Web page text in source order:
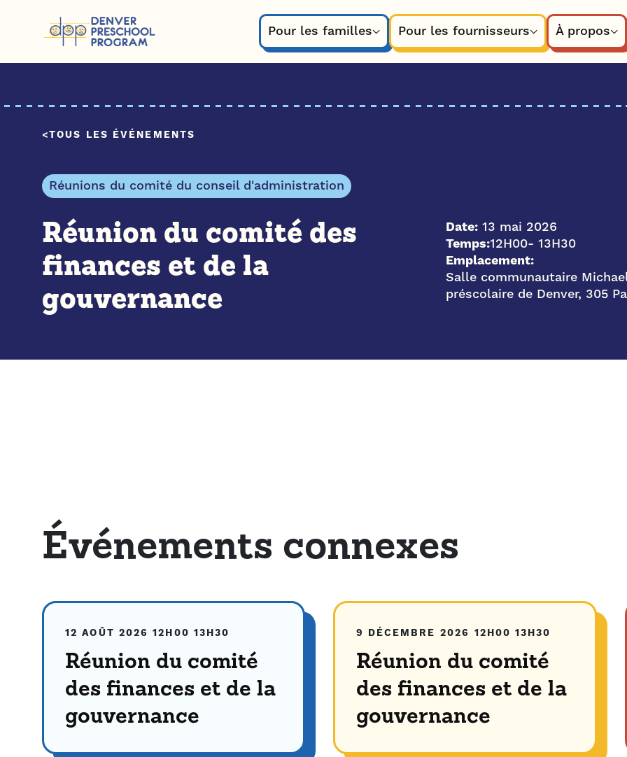
Pour les familles
Pour les fournisseurs À propos
TOUS LES ÉVÉNEMENTS
Réunions du comité du conseil d'administration
Réunion du comité des
finances et de la
gouvernance
Date:13 mai 2026
Temps:12H00- 13H30
Emplacement:
Salle communautaire
préscolaire de Denver, 305
Événements connexes
12 AOÛT 2026 12H00 13H30
Réunion du comité
des finances et de la
gouvernance
9 DÉCEMBRE 2026 12H00 13H30
Réunion du comité
des finances et de la
gouvernance